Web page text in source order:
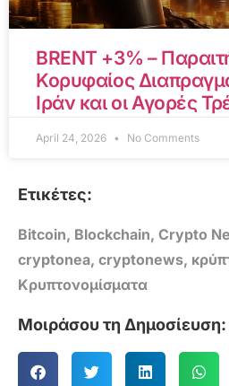
BRENT +3% –
Κορυφαίος
Ιράν και οι Αγορές
April 24, 2026 No Comments
Ετικέτες:
Bitcoin, Blockchain, Crypto
cryptonea, cryptonews,
Κρυπτονομίσματα
Μοιράσου τη Δημοσίευση: